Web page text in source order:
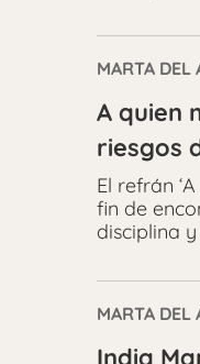
MARTA DEL
A quien
riesgos
El refrán
fin de
disciplina
MARTA DEL
India